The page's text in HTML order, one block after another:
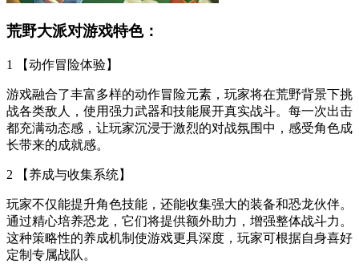
荒野大派对游戏特色：
1 【动作冒险体验】
游戏融合了丰富多样的动作冒险元素，玩家将在荒野背景下挑
战各类敌人，使用强力武器和技能展开真实战斗。每一次出击
都充满动态感，让玩家沉浸于激烈的对战氛围中，感受角色成
长带来的成就感。
2 【养成与收集系统】
玩家不仅能提升角色技能，还能收集强大的装备和恐龙伙伴。
通过精心培养恐龙，它们将提供额外助力，增强整体战斗力。
这种策略性的养成机制使游戏更具深度，玩家可根据自身喜好
定制专属战队。